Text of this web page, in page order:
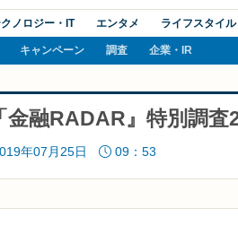
ノロジー・IT エンタメ ライフスタイル
キャンペーン 調査 企業・IR
金融RADAR』特別調
年07月25日 09：53